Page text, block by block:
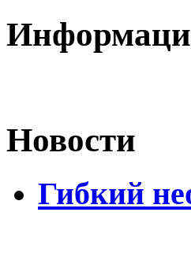
Новости
Гибкий